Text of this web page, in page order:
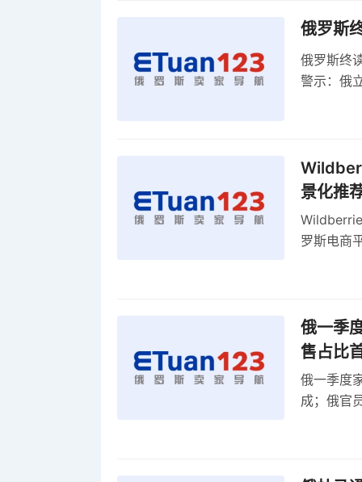
俄罗斯
俄罗斯终
警示：俄
景化推
罗斯电商
俄一季
售占比
俄一季度
成；俄官